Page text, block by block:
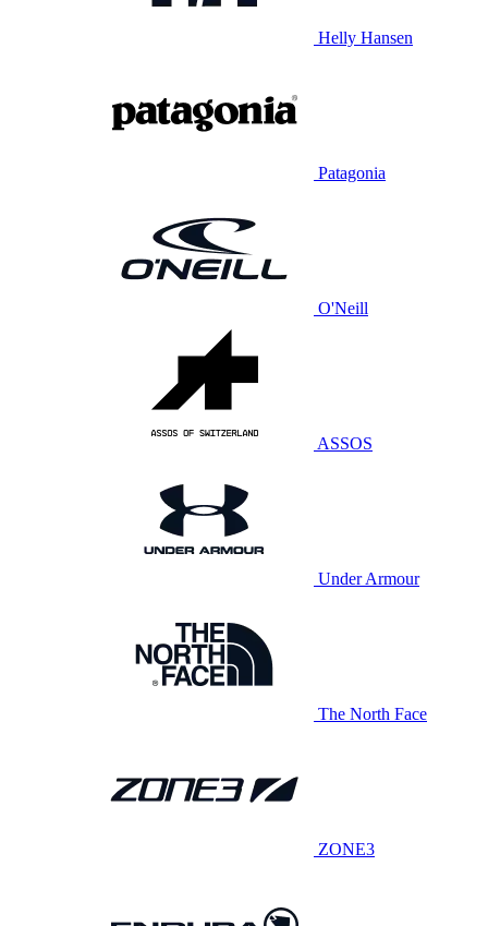
Helly Hansen
Patagonia
O'Neill
ASSOS
Under Armour
The North Face
ZONE3